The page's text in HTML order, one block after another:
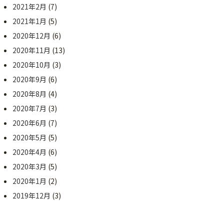
2021年2月 (7)
2021年1月 (5)
2020年12月 (6)
2020年11月 (13)
2020年10月 (3)
2020年9月 (6)
2020年8月 (4)
2020年7月 (3)
2020年6月 (7)
2020年5月 (5)
2020年4月 (6)
2020年3月 (5)
2020年1月 (2)
2019年12月 (3)